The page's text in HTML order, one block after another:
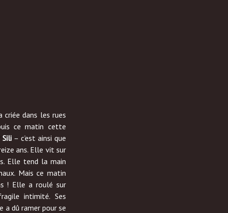
dans les rues
ce matin cette
Sili– c’est ainsi que
ans. Elle vit sur
Elle tend la main
Mais ce matin
! Elle a roulé sur
intimité. Ses
a dû ramer pour se